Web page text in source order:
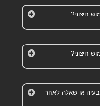
חיצוני?
חיצוני?
או שאלה לאחר